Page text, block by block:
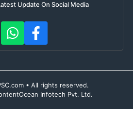
Update On Social Media
• All rights reserved.
Infotech Pvt. Ltd.